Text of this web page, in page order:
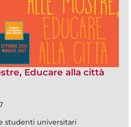
Educare alla città
studenti universitari